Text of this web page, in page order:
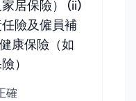
居保險） (ii)
險及僱員補
康保險（如
）
確